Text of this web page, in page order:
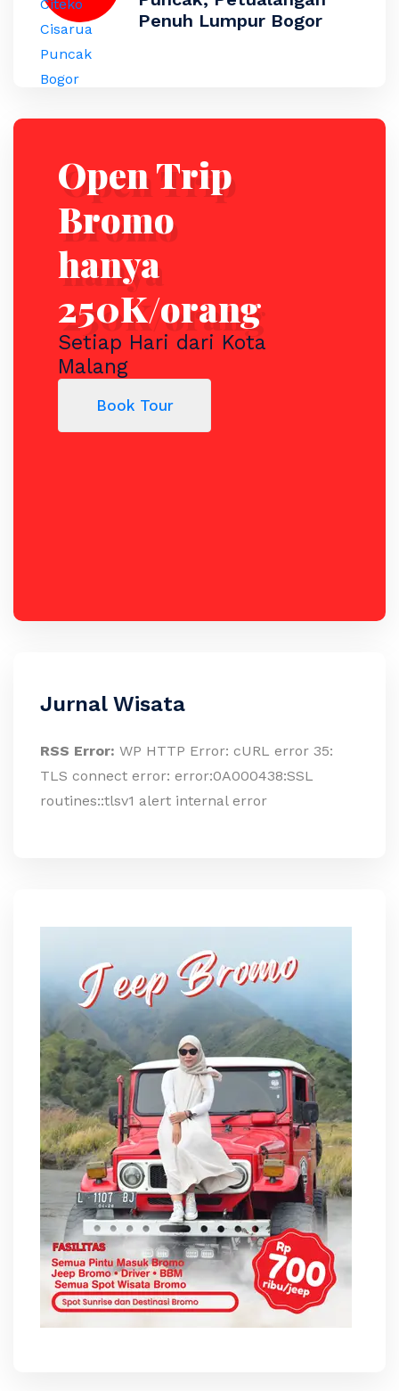
Penuh Lumpur Bogor
Open Trip
Bromo
hanya
250K/orang
Setiap Hari dari Kota
Malang
Book Tour
Jurnal Wisata
RSS Error: WP HTTP Error: cURL error 35:
TLS connect error: error:0A000438:SSL
routines::tlsv1 alert internal error